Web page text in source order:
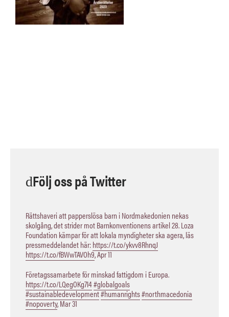
Följ oss på Twitter
Rättshaveri att papperslösa barn i Nordmakedonien nekas
skolgång, det strider mot Barnkonventionens artikel 28. Loza
Foundation kämpar för att lokala myndigheter ska agera, läs
pressmeddelandet här:https://t.co/ykvv8RhnqJ
https://t.co/fBWwTAVOh9,Apr 11
Företagssamarbete för minskad fattigdom i Europa.
https://t.co/LQegOKg7I4#globalgoals
#sustainabledevelopment#humanrights#northmacedonia
#nopoverty,Mar 31